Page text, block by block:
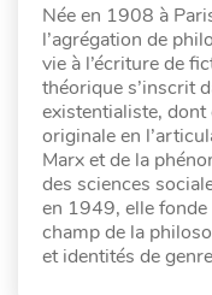
Née en 1908 à
l’agrégation de
vie à l’écriture de
théorique s’inscrit
existentialiste, dont
originale en
Marx et de la
des sciences
en 1949, elle
champ de la
et identités de